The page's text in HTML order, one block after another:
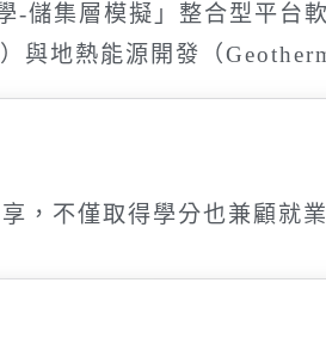
-儲集層模擬」整合型平台
與地熱能源開發（
，不僅取得學分也兼顧就